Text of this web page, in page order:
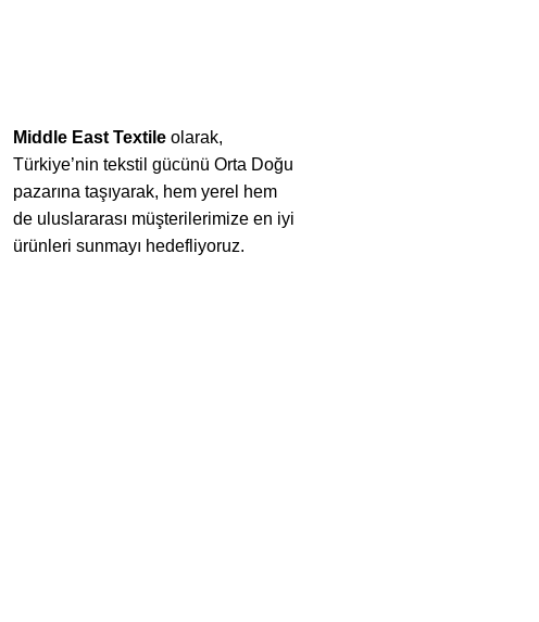
Middle East Textile olarak,
Türkiye’nin tekstil gücünü Orta Doğu
pazarına taşıyarak, hem yerel hem
de uluslararası müşterilerimize en iyi
ürünleri sunmayı hedefliyoruz.